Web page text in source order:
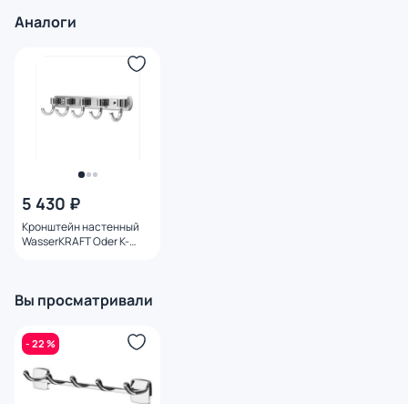
Аналоги
5 430 ₽
Кронштейн настенный
WasserKRAFT Oder K-
Вы просматривали
- 22 %